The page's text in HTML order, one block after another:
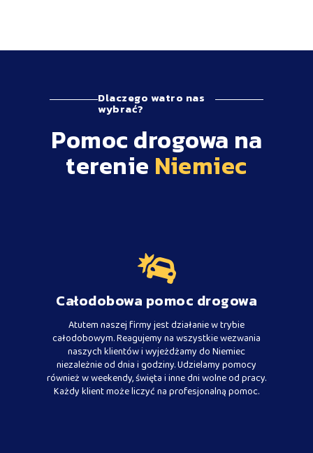
Dlaczego watro nas
wybrać?
Pomoc drogowa na
terenie Niemiec
Całodobowa pomoc drogowa
Atutem naszej firmy jest działanie w trybie
całodobowym. Reagujemy na wszystkie wezwania
naszych klientów i wyjeżdżamy do Niemiec
niezależnie od dnia i godziny. Udzielamy pomocy
również w weekendy, święta i inne dni wolne od pracy.
Każdy klient może liczyć na profesjonalną pomoc.